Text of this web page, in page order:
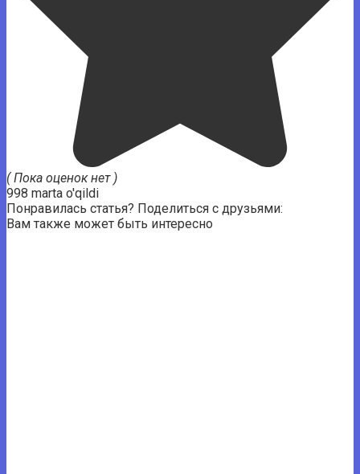
( Пока оценок нет )
998 marta o'qildi
Понравилась статья? Поделиться с друзьями:
Вам также может быть интересно